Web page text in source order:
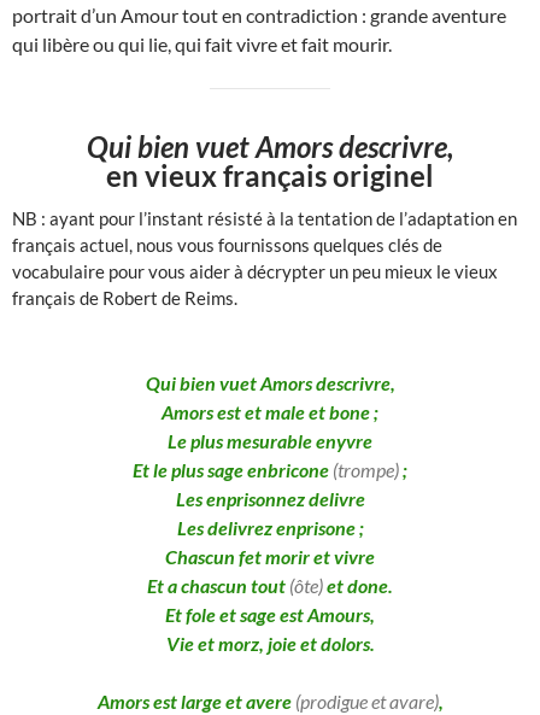
portrait d’un Amour tout en contradiction : grande aventure
qui libère ou qui lie, qui fait vivre et fait mourir.
Qui bien vuet Amors descrivre,
en vieux français originel
NB : ayant pour l’instant résisté à la tentation de l’adaptation en
français actuel, nous vous fournissons quelques clés de
vocabulaire pour vous aider à décrypter un peu mieux le vieux
français de Robert de Reims.
Qui bien vuet Amors descrivre,
Amors est et male et bone ;
Le plus mesurable enyvre
Et le plus sage enbricone (trompe);
Les enprisonnez delivre
Les delivrez enprisone ;
Chascun fet morir et vivre
Et a chascun tout (ôte)et done.
Et fole et sage est Amours,
Vie et morz, joie et dolors.
Amors est large et avere (prodigue et avare),